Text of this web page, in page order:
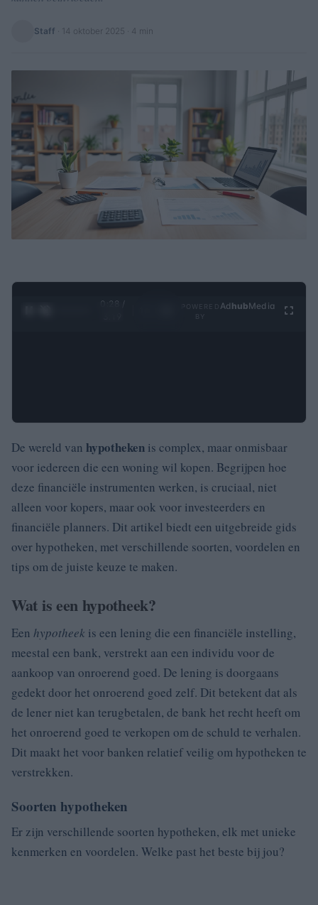
Staff 14 oktober 2025 · 4 min
0:29 /
Ad hubMedia
De wereld van hypotheken is complex, maar onmisbaar
voor iedereen die een woning wil kopen. Begrijpen hoe
deze financiële instrumenten werken, is cruciaal, niet
alleen voor kopers, maar ook voor investeerders en
financiële planners. Dit artikel biedt een uitgebreide gids
over hypotheken, met verschillende soorten, voordelen en
tips om de juiste keuze te maken.
Wat is een hypotheek?
Een hypotheek is een lening die een financiële instelling,
meestal een bank, verstrekt aan een individu voor de
aankoop van onroerend goed. De lening is doorgaans
gedekt door het onroerend goed zelf. Dit betekent dat als
de lener niet kan terugbetalen, de bank het recht heeft om
het onroerend goed te verkopen om de schuld te verhalen.
Dit maakt het voor banken relatief veilig om hypotheken te
verstrekken.
Soorten hypotheken
Er zijn verschillende soorten hypotheken, elk met unieke
kenmerken en voordelen. Welke past het beste bij jou?